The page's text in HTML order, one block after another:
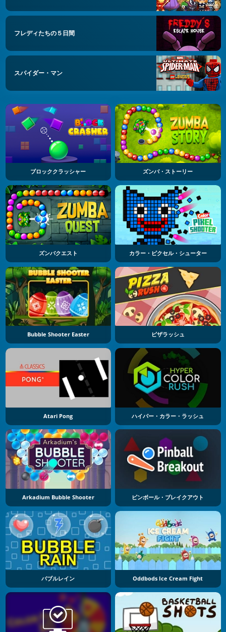
フレディたちの５日間
スパイダー・マン
ブロッククラッシャー ズンバ・ストーリー
ズンバクエスト カラー・ピクセル・シューター
Bubble Shooter Easter ピザラッシュ
Atari Pong ハイパー・カラー・ラッシュ
Arkadium Bubble Shooter ピンボール・ブレイクアウト
バブルレイン Oddbods Ice Cream Fight